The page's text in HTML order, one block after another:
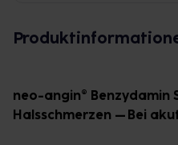
neo-angin® Benzydamin
Halsschmerzen – Bei